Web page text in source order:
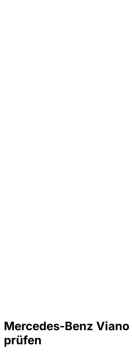
Mercedes-Benz
prüfen